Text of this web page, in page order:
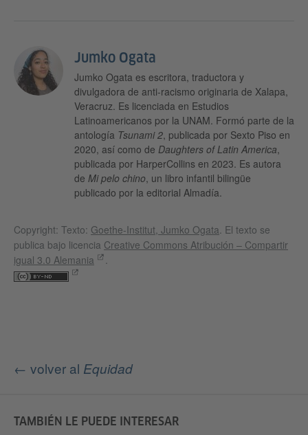
Jumko Ogata
Jumko Ogata es escritora, traductora y
divulgadora de anti-racismo originaria de Xalapa,
Veracruz. Es licenciada en Estudios
Latinoamericanos por la UNAM. Formó parte de la
antología Tsunami 2, publicada por Sexto Piso en
2020, así como de Daughters of Latin America,
publicada por HarperCollins en 2023. Es autora
de Mi pelo chino, un libro infantil bilingüe
publicado por la editorial Almadía.
Copyright: Texto: Goethe-Institut, Jumko Ogata. El texto se
publica bajo licencia Creative Commons Atribución – Compartir
igual 3.0 Alemania
.
← volver al Equidad
TAMBIÉN LE PUEDE INTERESAR